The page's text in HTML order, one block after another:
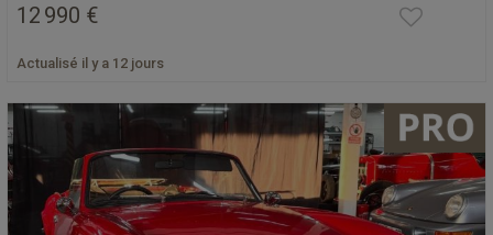
12 990 €
Actualisé il y a 12 jours